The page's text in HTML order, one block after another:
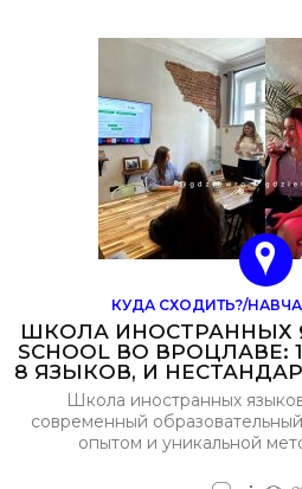
КУДА СХОДИТЬ?/
ШКОЛА ИНОСТРАННЫХ
SCHOOL ВО ВРОЦЛАВЕ:
8 ЯЗЫКОВ, И
ОТКРЫТОМ
Школа иностранных
современный
опытом и уникальной